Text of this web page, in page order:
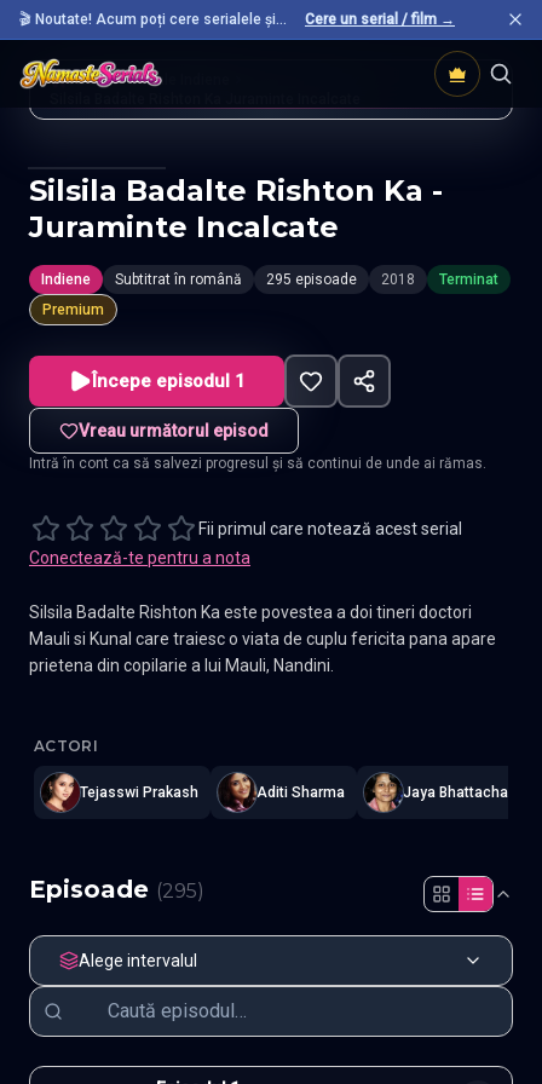
🎬 Noutate! Acum poți cere serialele și
filmele preferate care nu sunt încă pe site.
Cere un serial / film →
Acasă
Seriale Indiene
Silsila Badalte Rishton Ka -
Juraminte Incalcate
Indiene Subtitrat în română 295 episoade 2018
Terminat
Premium
Începe episodul 1
Vreau următorul episod
Intră în cont ca să salvezi progresul și să continui de unde ai rămas.
Fii primul care notează acest serial
Conectează-te pentru a nota
Silsila Badalte Rishton Ka este povestea a doi tineri doctori
Mauli si Kunal care traiesc o viata de cuplu fericita pana apare
prietena din copilarie a lui Mauli, Nandini.
ACTORI
Tejasswi Prakash Aditi Sharma Jaya Bhattacharya
Episoade (295)
Alege intervalul